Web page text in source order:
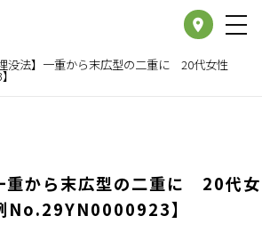
place
埋没法】一重から末広型の二重に 20代女性
重から末広型の二重に 20代女
No.29YN0000923】